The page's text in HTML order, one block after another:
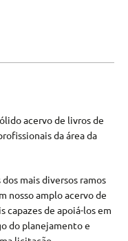
acervo de livros de
da área da
mais diversos ramos
nosso amplo acervo de
capazes de apoiá-los em
do planejamento e